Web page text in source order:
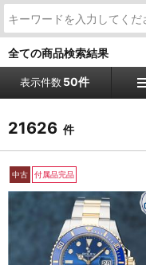
全ての商品検索結果
表示件数50件
21626 件
中古 付属品完品